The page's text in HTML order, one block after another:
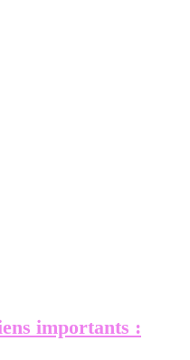
importants :